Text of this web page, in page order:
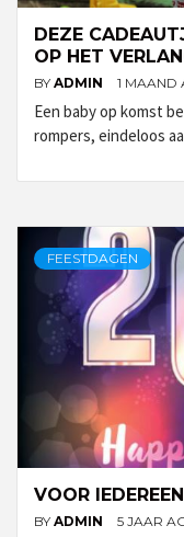
DEZE
OP HET
BY ADMIN 1 MAAND
Een baby op komst
rompers, eindeloos
FEESTDAGEN
VOOR
BY ADMIN 5 JAAR